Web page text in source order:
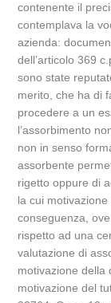
contenente il
contemplava la
azienda:
dell’articolo 369
sono state
merito, che ha di
procedere a un
l’assorbimento
non in senso
assorbente
rigetto oppure di
la cui motivazione
conseguenza,
rispetto ad una
valutazione di
motivazione della
motivazione del